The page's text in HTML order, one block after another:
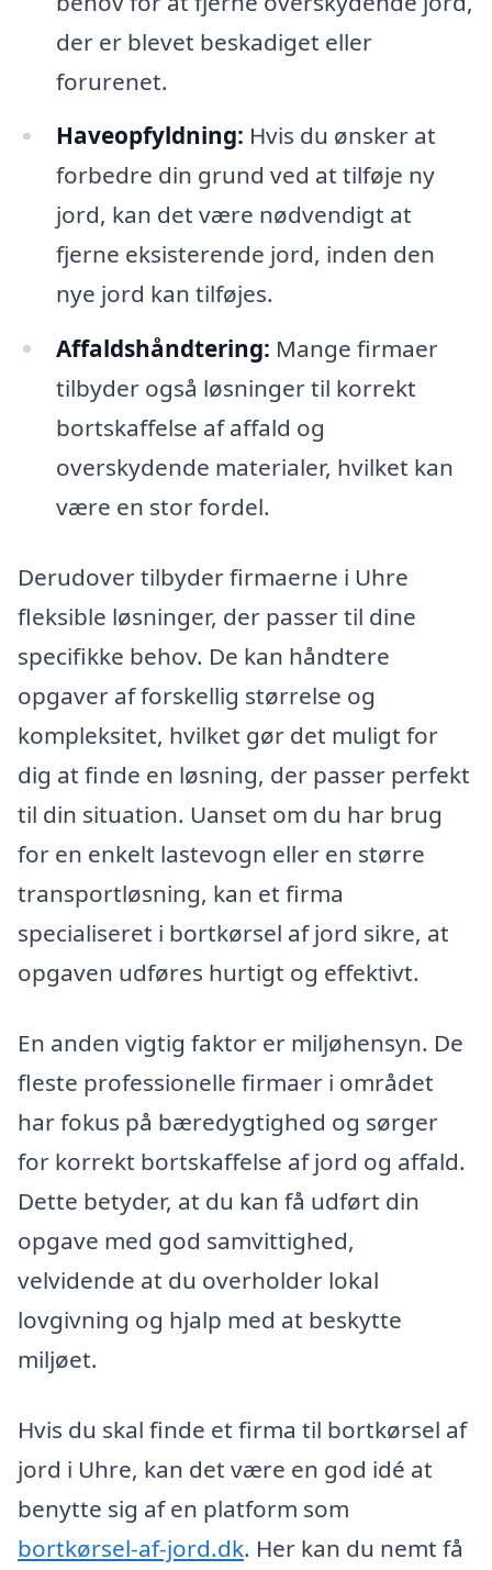
der er blevet beskadiget eller
forurenet.
Haveopfyldning: Hvis du ønsker at
forbedre din grund ved at tilføje ny
jord, kan det være nødvendigt at
fjerne eksisterende jord, inden den
nye jord kan tilføjes.
Affaldshåndtering: Mange firmaer
tilbyder også løsninger til korrekt
bortskaffelse af affald og
overskydende materialer, hvilket kan
være en stor fordel.
Derudover tilbyder firmaerne i Uhre
fleksible løsninger, der passer til dine
specifikke behov. De kan håndtere
opgaver af forskellig størrelse og
kompleksitet, hvilket gør det muligt for
dig at finde en løsning, der passer perfekt
til din situation. Uanset om du har brug
for en enkelt lastevogn eller en større
transportløsning, kan et firma
specialiseret i bortkørsel af jord sikre, at
opgaven udføres hurtigt og effektivt.
En anden vigtig faktor er miljøhensyn. De
fleste professionelle firmaer i området
har fokus på bæredygtighed og sørger
for korrekt bortskaffelse af jord og affald.
Dette betyder, at du kan få udført din
opgave med god samvittighed,
velvidende at du overholder lokal
lovgivning og hjalp med at beskytte
miljøet.
Hvis du skal finde et firma til bortkørsel af
jord i Uhre, kan det være en god idé at
benytte sig af en platform som
bortkørsel-af-jord.dk. Her kan du nemt få